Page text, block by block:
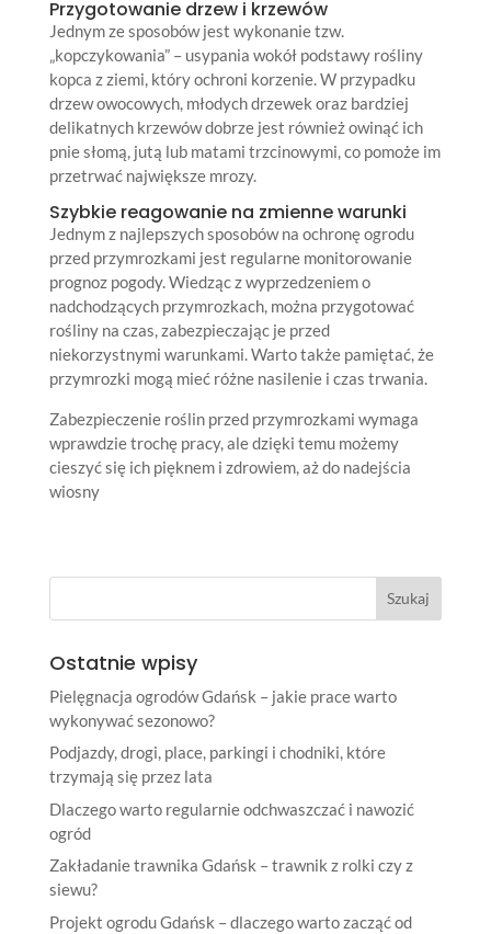
Przygotowanie drzew i krzewów
Jednym ze sposobów jest wykonanie tzw.
„kopczykowania” – usypania wokół podstawy rośliny
kopca z ziemi, który ochroni korzenie. W przypadku
drzew owocowych, młodych drzewek oraz bardziej
delikatnych krzewów dobrze jest również owinąć ich
pnie słomą, jutą lub matami trzcinowymi, co pomoże im
przetrwać największe mrozy.
Szybkie reagowanie na zmienne warunki
Jednym z najlepszych sposobów na ochronę ogrodu
przed przymrozkami jest regularne monitorowanie
prognoz pogody. Wiedząc z wyprzedzeniem o
nadchodzących przymrozkach, można przygotować
rośliny na czas, zabezpieczając je przed
niekorzystnymi warunkami. Warto także pamiętać, że
przymrozki mogą mieć różne nasilenie i czas trwania.
Zabezpieczenie roślin przed przymrozkami wymaga
wprawdzie trochę pracy, ale dzięki temu możemy
cieszyć się ich pięknem i zdrowiem, aż do nadejścia
wiosny
Ostatnie wpisy
Pielęgnacja ogrodów Gdańsk – jakie prace warto
wykonywać sezonowo?
Podjazdy, drogi, place, parkingi i chodniki, które
trzymają się przez lata
Dlaczego warto regularnie odchwaszczać i nawozić
ogród
Zakładanie trawnika Gdańsk – trawnik z rolki czy z
siewu?
Projekt ogrodu Gdańsk – dlaczego warto zacząć od